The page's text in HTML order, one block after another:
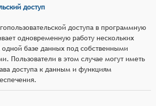
доступ
доступа в программную
одновременную работу нескольких
одной базе данных под собственными
Пользователи в этом случае могут иметь
доступа к данным и функциям